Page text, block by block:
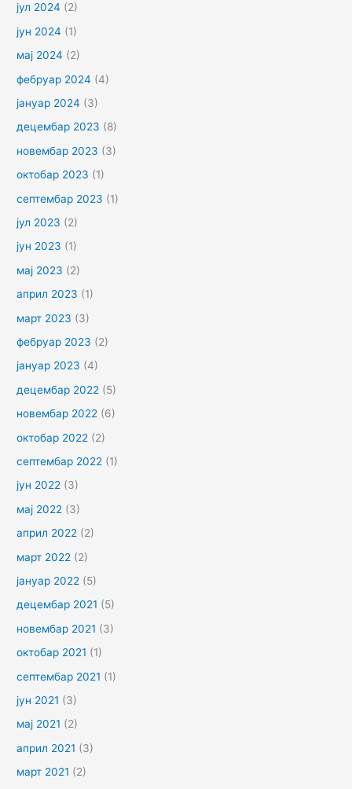
јул 2024 (2)
јун 2024 (1)
мај 2024 (2)
фебруар 2024 (4)
јануар 2024 (3)
децембар 2023 (8)
новембар 2023 (3)
октобар 2023 (1)
септембар 2023 (1)
јул 2023 (2)
јун 2023 (1)
мај 2023 (2)
април 2023 (1)
март 2023 (3)
фебруар 2023 (2)
јануар 2023 (4)
децембар 2022 (5)
новембар 2022 (6)
октобар 2022 (2)
септембар 2022 (1)
јун 2022 (3)
мај 2022 (3)
април 2022 (2)
март 2022 (2)
јануар 2022 (5)
децембар 2021 (5)
новембар 2021 (3)
октобар 2021 (1)
септембар 2021 (1)
јун 2021 (3)
мај 2021 (2)
април 2021 (3)
март 2021 (2)